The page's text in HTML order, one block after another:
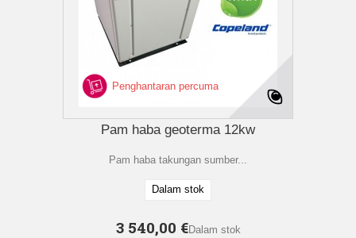
Penghantaran percuma
Pam haba geoterma 12kw
Pam haba takungan sumber...
Dalam stok
3 540,00 €Dalam stok